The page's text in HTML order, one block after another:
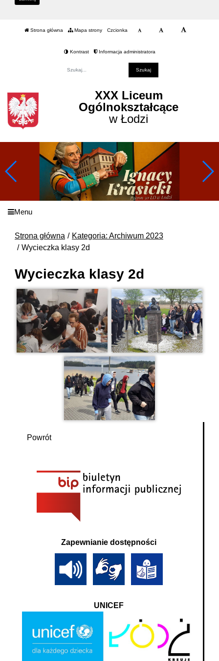
Strona główna Mapa strony Czcionka
Kontrast Informacja administratora
XXX Liceum
Ogólnokształcące
w Łodzi
Menu
Strona główna
Kategoria: Archiwum 2023
Wycieczka klasy 2d
Wycieczka klasy 2d
Powrót
Zapewnianie dostępności
UNICEF